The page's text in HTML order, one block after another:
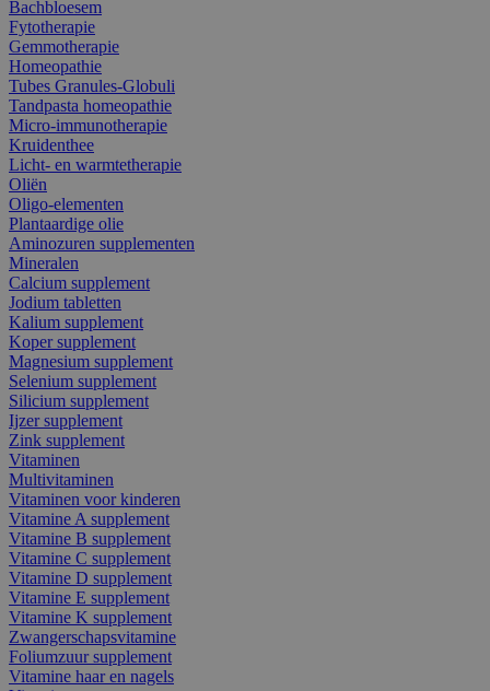
Bachbloesem
Fytotherapie
Gemmotherapie
Homeopathie
Tubes Granules-Globuli
Tandpasta homeopathie
Micro-immunotherapie
Kruidenthee
Licht- en warmtetherapie
Oliën
Oligo-elementen
Plantaardige olie
Aminozuren supplementen
Mineralen
Calcium supplement
Jodium tabletten
Kalium supplement
Koper supplement
Magnesium supplement
Selenium supplement
Silicium supplement
Ijzer supplement
Zink supplement
Vitaminen
Multivitaminen
Vitaminen voor kinderen
Vitamine A supplement
Vitamine B supplement
Vitamine C supplement
Vitamine D supplement
Vitamine E supplement
Vitamine K supplement
Zwangerschapsvitamine
Foliumzuur supplement
Vitamine haar en nagels